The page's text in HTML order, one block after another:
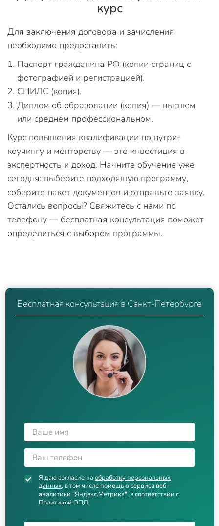
курс
Для заключения договора и зачисления
необходимо предоставить:
Паспорт гражданина РФ (копии страниц с
фотографией и регистрацией).
СНИЛС (копия).
Диплом об образовании (копия) — высшем
или среднем профессиональном.
Курс повышения квалификации по нутри-
коучингу и менторству — это инвестиция в
экспертность и доход. Начните обучение уже
сегодня: выберите подходящую программу,
соберите пакет документов и отправьте заявку.
Остались вопросы? Свяжитесь с нами по
телефону — бесплатная консультация поможет
определиться с выбором программы.
Бесплатная консультация в Санкт-Петербурге
Я даю согласие наобработку персональных
данных, в том числе помощью сервиса веб-
аналитики "Яндекс.Метрика", в соответствии с
Политикой ОПД